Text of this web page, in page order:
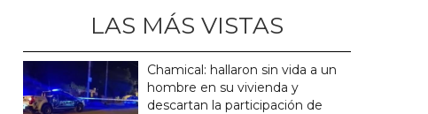
LAS MÁS VISTAS
Chamical: hallaron sin vida a un
hombre en su vivienda y
descartan la participación de